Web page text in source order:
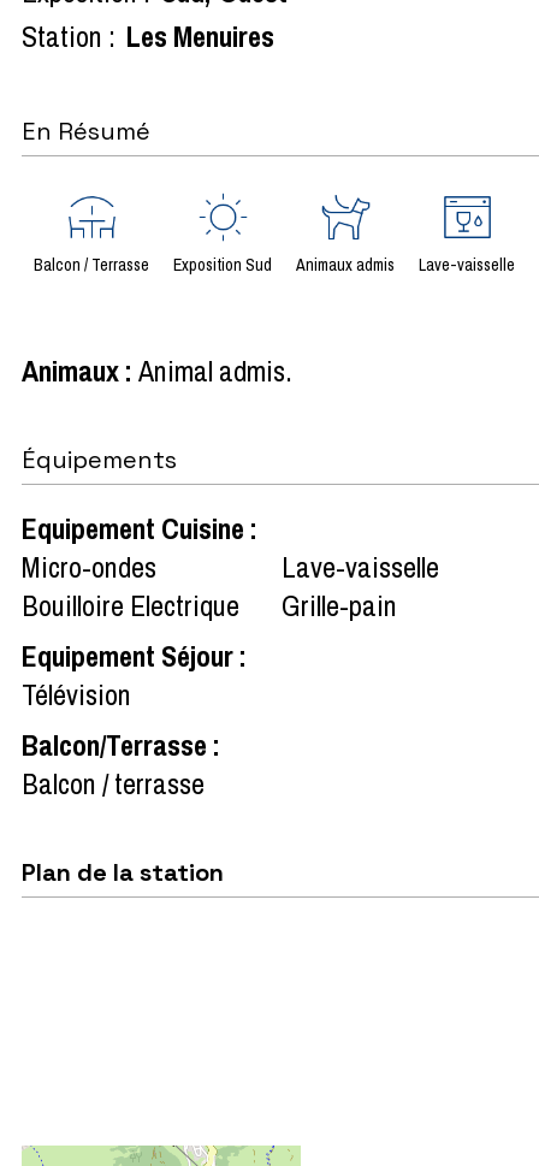
Station : Les Menuires
En Résumé
Balcon / Terrasse Exposition Sud Animaux admis Lave-vaisselle
Animaux: Animal admis
Équipements
Equipement Cuisine :
Micro-ondes
Lave-vaisselle
Bouilloire Electrique
Grille-pain
Equipement Séjour:
Télévision
Balcon/Terrasse :
Balcon / terrasse
Plan de la station